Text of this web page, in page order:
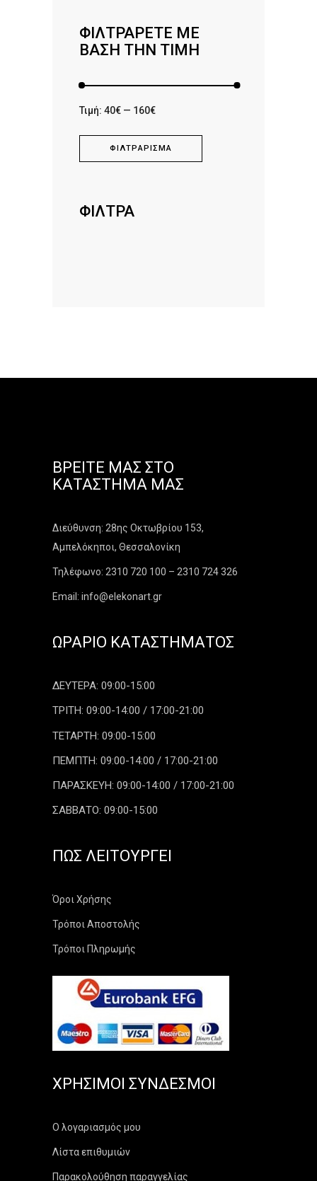
ΦΙΛΤΡΆΡΕΤΕ ΜΕ
ΒΆΣΗ ΤΗΝ ΤΙΜΉ
Ελάχιστη
Μέγιστη
ΦΙΛΤΡΆΡΙΣΜΑ
Τιμή: 40€ — 160€
ΦΙΛΤΡΑ
ΒΡΕΊΤΕ ΜΑΣ ΣΤΟ
ΚΑΤΆΣΤΗΜΑ ΜΑΣ
Διεύθυνση: 28ης Οκτωβρίου 153,
Αμπελόκηποι, Θεσσαλονίκη
Τηλέφωνο: 2310 720 100 – 2310 724 326
Email: info@elekonart.gr
ΩΡΆΡΙΟ ΚΑΤΑΣΤΉΜΑΤΟΣ
ΔΕΥΤΕΡΑ: 09:00-15:00
ΤΡΙΤΗ: 09:00-14:00 / 17:00-21:00
ΤΕΤΑΡΤΗ: 09:00-15:00
ΠΕΜΠΤΗ: 09:00-14:00 / 17:00-21:00
ΠΑΡΑΣΚΕΥΗ: 09:00-14:00 / 17:00-21:00
ΣΑΒΒΑΤΟ: 09:00-15:00
ΠΏΣ ΛΕΙΤΟΥΡΓΕΊ
Όροι Χρήσης
Τρόποι Αποστολής
Τρόποι Πληρωμής
ΧΡΉΣΙΜΟΙ ΣΎΝΔΕΣΜΟΙ
Ο λογαριασμός μου
Λίστα επιθυμιών
Παρακολούθηση παραγγελίας